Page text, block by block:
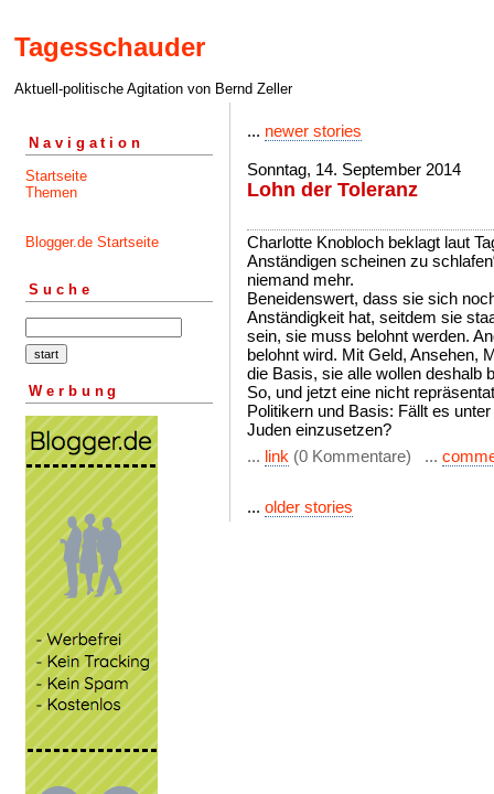
Tagesschauder
Aktuell-politische Agitation von Bernd Zeller
Navigation
Startseite
Themen
Blogger.de Startseite
Suche
Werbung
... newer stories
Sonntag, 14. September 2014
Lohn der Toleranz
Charlotte Knobloch beklagt laut
Anständigen scheinen zu
niemand mehr.
Beneidenswert, dass sie sich
Anständigkeit hat, seitdem sie
sein, sie muss belohnt werden.
belohnt wird. Mit Geld, Ansehen,
die Basis, sie alle wollen deshalb
So, und jetzt eine nicht
Politikern und Basis: Fällt es
Juden einzusetzen?
... link (0 Kommentare) ...
... older stories